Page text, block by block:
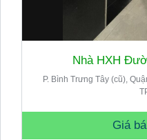
Nhà HXH
P. Bình Trưng Tây (cũ),
Giá